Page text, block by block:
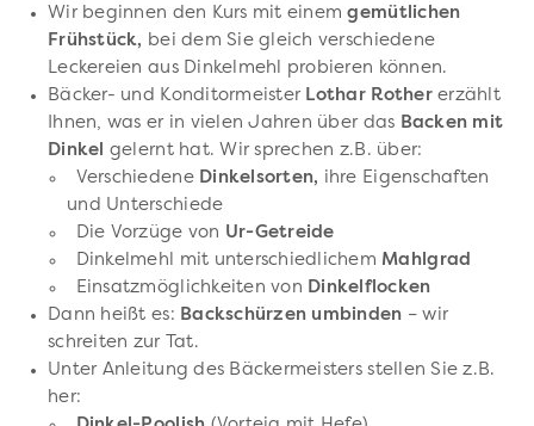
Wir beginnen den Kurs mit einemgemütlichen
Frühstück, bei dem Sie gleich verschiedene
Leckereien aus Dinkelmehl probieren können.
Bäcker- und Konditormeister Lothar Rothererzählt
Ihnen, was er in vielen Jahren über das Backen mit
Dinkel gelernt hat. Wir sprechen z.B. über:
Verschiedene Dinkelsorten, ihre Eigenschaften
und Unterschiede
Die Vorzüge von Ur-Getreide
Dinkelmehl mit unterschiedlichem Mahlgrad
Einsatzmöglichkeiten von Dinkelflocken
Dann heißt es: Backschürzen umbinden – wir
schreiten zur Tat.
Unter Anleitung des Bäckermeisters stellen Sie z.B.
her: